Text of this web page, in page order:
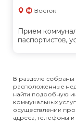
Восток
Прием
паспортистов,
В разделе собраны
расположенные
найти подробную
коммунальных
осуществлении
адреса, телефоны и